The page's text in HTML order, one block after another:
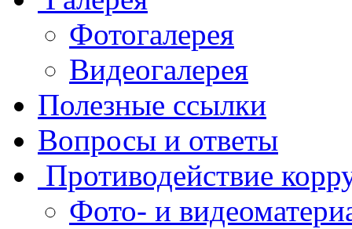
Фотогалерея
Видеогалерея
Полезные ссылки
Вопросы и ответы
Противодействие
Фото- и